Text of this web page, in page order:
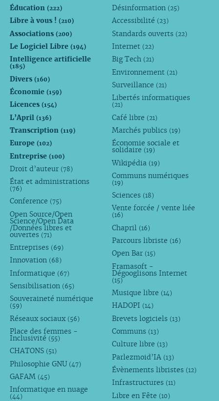
Éducation (222)
Libre à vous ! (210)
Associations (200)
Le Logiciel Libre (194)
Intelligence artificielle
(185)
Divers (160)
Économie (159)
Licences (154)
L’April (136)
Transcription (119)
Europe (102)
Entreprise (100)
Droit d’auteur (78)
État et administrations
(76)
Conference (75)
Open Source/Open
Science/Open Data
/Données libres et
ouvertes (71)
Entreprises (69)
Innovation (68)
Informatique (67)
Sensibilisation (65)
Souveraineté numérique
(59)
Réseaux sociaux (56)
Place des femmes -
Inclusivité (55)
CHATONS (51)
Philosophie GNU (47)
GAFAM (45)
Informatique en nuage
(44)
Désinformation (25)
Accessibilité (23)
Standards ouverts (22)
Internet (22)
Big Tech (21)
Environnement (21)
Surveillance (21)
Libertés informatiques
(21)
Café libre (21)
Marchés publics (19)
Économie sociale et
solidaire (19)
Wikipédia (19)
Communs numériques
(19)
Sciences (18)
Vente forcée / vente liée
(16)
Chapril (16)
Parcours libriste (16)
Open Bar (15)
Framasoft -
Dégooglisons Internet
(15)
Musique libre (14)
HADOPI (14)
Brevets logiciels (13)
Communs (13)
Culture libre (13)
Parlezmoid’IA (13)
Évènements libristes (12)
Infrastructures (11)
Libre en Fête (10)